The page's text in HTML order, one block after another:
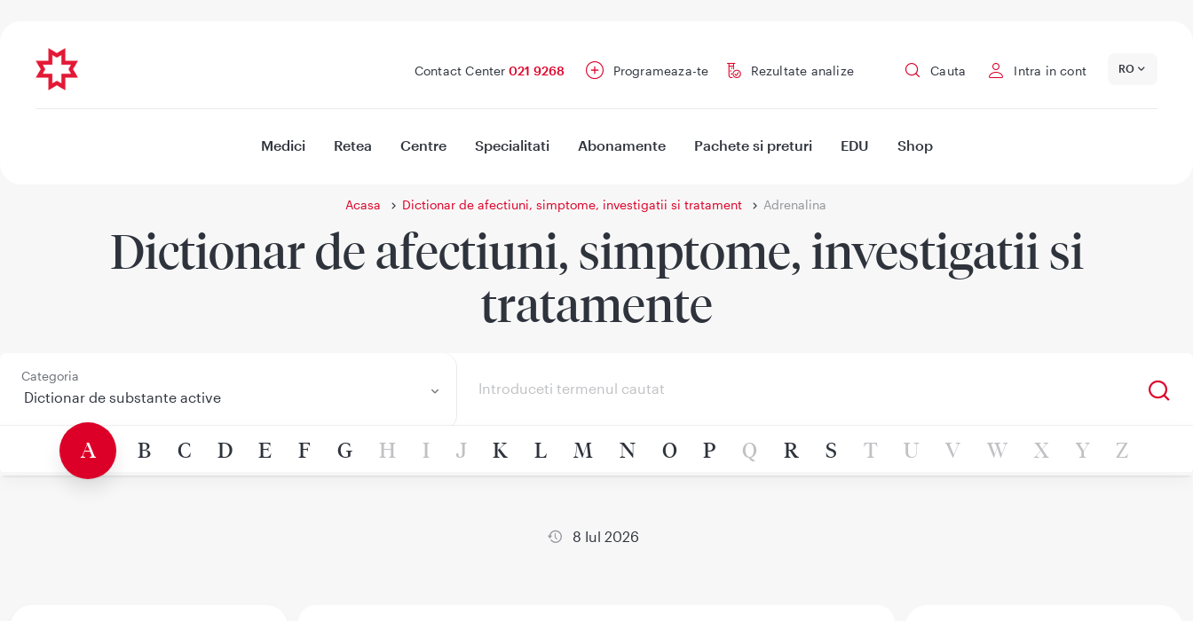
Contact Center 021 9268 Programeaza-te Rezultate analize Cauta Intra in cont RO
Medici Retea Centre Specialitati Abonamente Pachete si preturi EDU Shop
Acasa Dictionar de afectiuni, simptome, investigatii si tratament Adrenalina
Dictionar de afectiuni, simptome, investigatii si
tratamente
Categoria
A B C D E F G H I J K L M N O P Q R S T U V W X Y Z
8 Iul 2026